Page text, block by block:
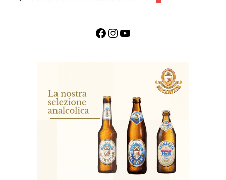
Facebook InstagramYouTube